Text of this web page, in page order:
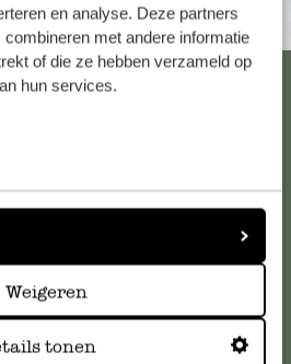
en analyse. Deze partners
met andere informatie
of die ze hebben verzameld op
hun services.
Weigeren
tonen
Nähe
Tipps und Hilfe brauchen, wenden
kamille.at